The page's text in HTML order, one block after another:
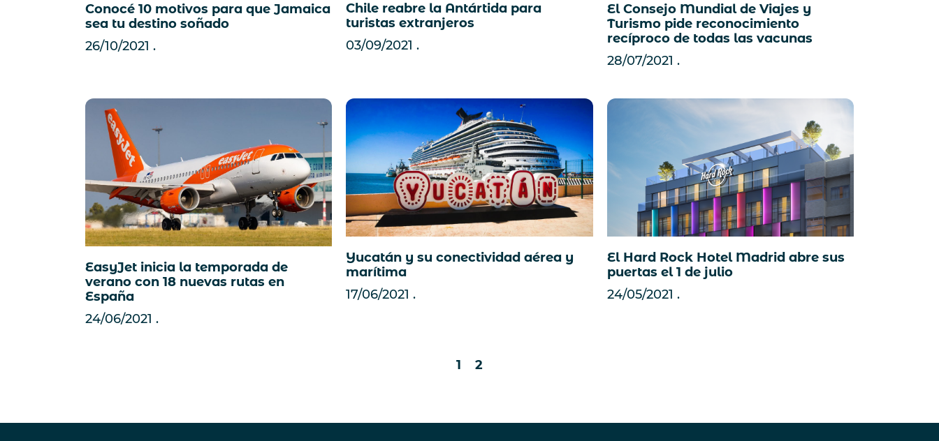
Conocé 10 motivos para que Jamaica
sea tu destino soñado
26/10/2021
Chile reabre la Antártida para
turistas extranjeros
03/09/2021
El Consejo Mundial de Viajes y
Turismo pide reconocimiento
recíproco de todas las vacunas
28/07/2021
EasyJet inicia la temporada de
verano con 18 nuevas rutas en
España
24/06/2021
Yucatán y su conectividad aérea y
marítima
17/06/2021
El Hard Rock Hotel Madrid abre sus
puertas el 1 de julio
24/05/2021
1 2